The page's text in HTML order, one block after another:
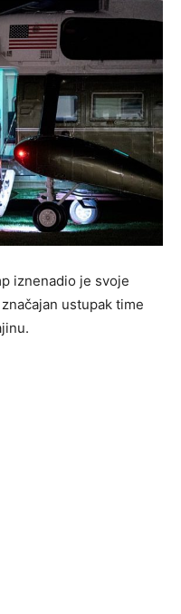
iznenadio je svoje
ustupak time